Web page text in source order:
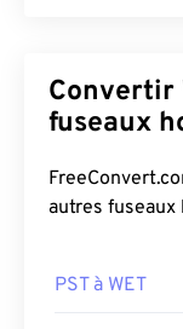
Convertir
fuseaux
autres fuseaux
PST à WET